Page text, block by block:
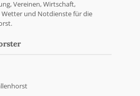
Vereinen, Wirtschaft,
Wetter und Notdienste für die